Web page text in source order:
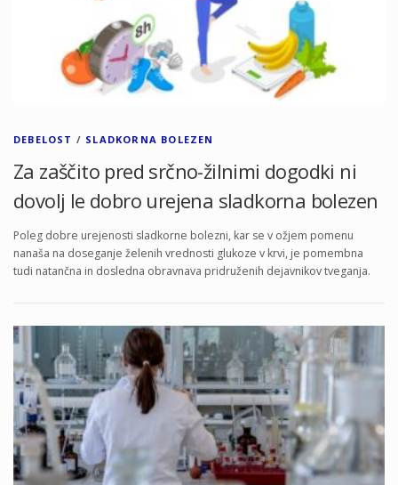
DEBELOST / SLADKORNA BOLEZEN
Za zaščito pred srčno-žilnimi dogodki ni
dovolj le dobro urejena sladkorna bolezen
Poleg dobre urejenosti sladkorne bolezni, kar se v ožjem pomenu
nanaša na doseganje želenih vrednosti glukoze v krvi, je pomembna
tudi natančna in dosledna obravnava pridruženih dejavnikov tveganja.